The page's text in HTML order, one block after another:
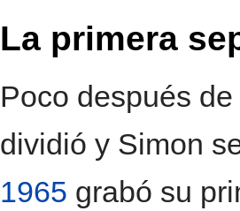
La primera
Poco después
dividió y Simon
1965 grabó su